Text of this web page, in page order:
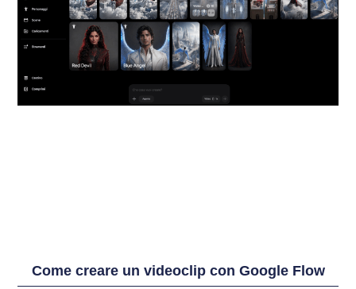
Come creare un videoclip con Google Flow